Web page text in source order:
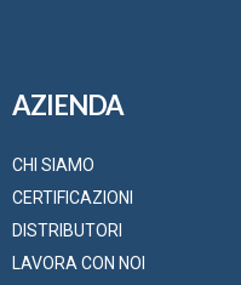
AZIENDA
CHI SIAMO
CERTIFICAZIONI
DISTRIBUTORI
LAVORA CON NOI